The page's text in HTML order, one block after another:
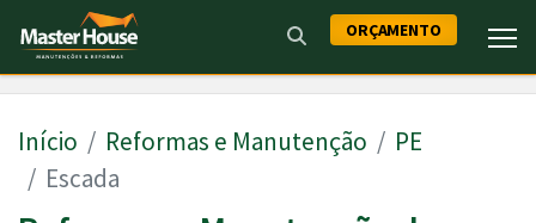
ORÇAMENTO
Início Reformas e Manutenção
PE
Escada